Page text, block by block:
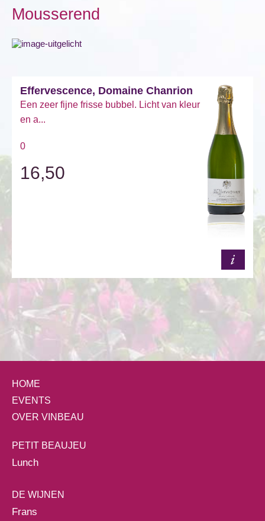
Mousserend
Effervescence, Domaine Chanrion
Een zeer fijne frisse bubbel. Licht van kleur
en a...
0
16,50
HOME
EVENTS
OVER VINBEAU
PETIT BEAUJEU
Lunch
DE WIJNEN
Frans